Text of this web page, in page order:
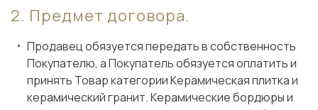
Предмет договора.
Продавец обязуется передать в собственность
Покупателю, а Покупатель обязуется оплатить и
принять Товар категории Керамическая плитка и
керамический гранит. Керамические бордюры и